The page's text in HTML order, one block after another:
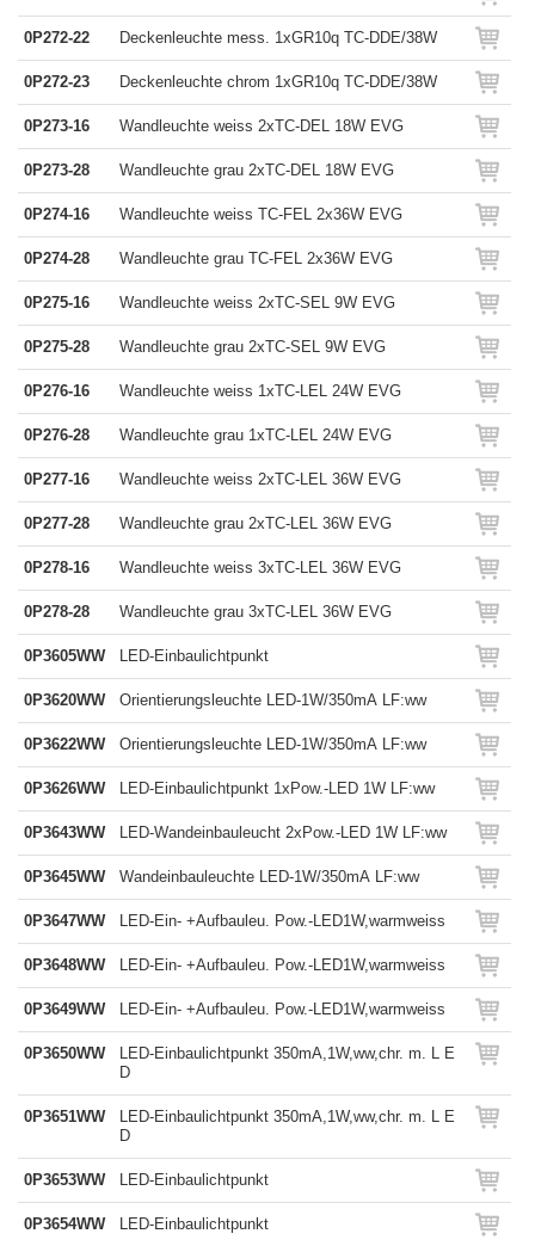
0P272-22 Deckenleuchte mess. 1xGR10q TC-DDE/38W
0P272-23 Deckenleuchte chrom 1xGR10q TC-DDE/38W
0P273-16 Wandleuchte weiss 2xTC-DEL 18W EVG
0P273-28 Wandleuchte grau 2xTC-DEL 18W EVG
0P274-16 Wandleuchte weiss TC-FEL 2x36W EVG
0P274-28 Wandleuchte grau TC-FEL 2x36W EVG
0P275-16 Wandleuchte weiss 2xTC-SEL 9W EVG
0P275-28 Wandleuchte grau 2xTC-SEL 9W EVG
0P276-16 Wandleuchte weiss 1xTC-LEL 24W EVG
0P276-28 Wandleuchte grau 1xTC-LEL 24W EVG
0P277-16 Wandleuchte weiss 2xTC-LEL 36W EVG
0P277-28 Wandleuchte grau 2xTC-LEL 36W EVG
0P278-16 Wandleuchte weiss 3xTC-LEL 36W EVG
0P278-28 Wandleuchte grau 3xTC-LEL 36W EVG
0P3605WW LED-Einbaulichtpunkt
0P3620WW Orientierungsleuchte LED-1W/350mA LF:ww
0P3622WW Orientierungsleuchte LED-1W/350mA LF:ww
0P3626WW LED-Einbaulichtpunkt 1xPow.-LED 1W LF:ww
0P3643WW LED-Wandeinbauleucht 2xPow.-LED 1W LF:ww
0P3645WW Wandeinbauleuchte LED-1W/350mA LF:ww
0P3647WW LED-Ein- +Aufbauleu. Pow.-LED1W,warmweiss
0P3648WW LED-Ein- +Aufbauleu. Pow.-LED1W,warmweiss
0P3649WW LED-Ein- +Aufbauleu. Pow.-LED1W,warmweiss
0P3650WW
LED-Einbaulichtpunkt 350mA,1W,ww,chr. m. L E
D
0P3651WW
LED-Einbaulichtpunkt 350mA,1W,ww,chr. m. L E
D
0P3653WW LED-Einbaulichtpunkt
0P3654WW LED-Einbaulichtpunkt